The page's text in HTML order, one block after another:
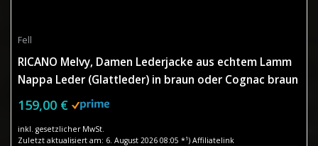
Fell
RICANO Melvy, Damen Lederjacke aus echtem Lamm
Nappa Leder (Glattleder) in braun oder Cognac braun
159,00 €
inkl. gesetzlicher MwSt.
Zuletzt aktualisiert am: 6. August 2026 08:05 *¹) Affiliatelink